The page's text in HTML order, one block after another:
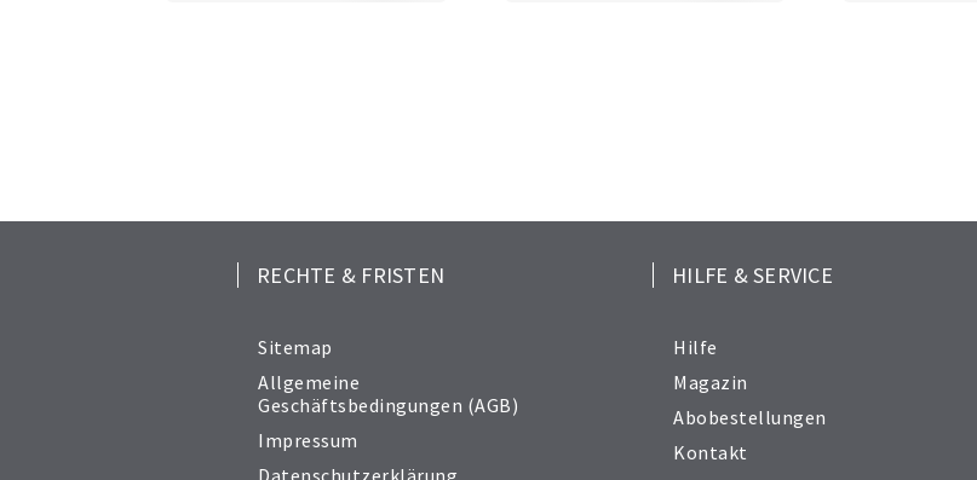
RECHTE & FRISTEN
Sitemap
Allgemeine
Geschäftsbedingungen (AGB)
Impressum
Datenschutzerklärung
HILFE & SERVICE
Hilfe
Magazin
Abobestellungen
Kontakt